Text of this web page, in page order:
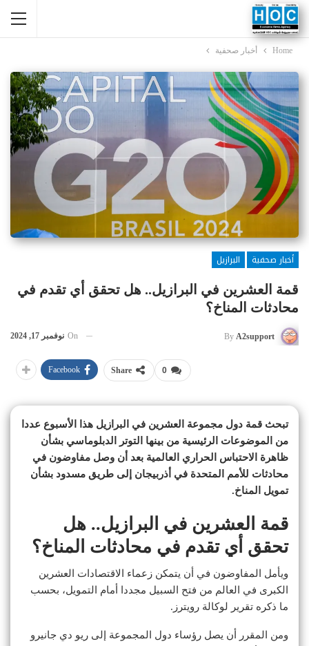
Home أخبار صحفية
أخبار صحفية
البرازيل
قمة العشرين في البرازيل.. هل تحقق أي تقدم في
محادثات المناخ؟
By A2support
On نوفمبر 17, 2024
0
Share
Facebook
تبحث قمة دول مجموعة العشرين في البرازيل هذا الأسبوع عددا
من الموضوعات الرئيسية من بينها التوتر الدبلوماسي بشأن
ظاهرة الاحتباس الحراري العالمية بعد أن وصل مفاوضون في
محادثات للأمم المتحدة في أذربيجان إلى طريق مسدود بشأن
تمويل المناخ.
قمة العشرين في البرازيل.. هل
تحقق أي تقدم في محادثات المناخ؟
ويأمل المفاوضون في أن يتمكن زعماء الاقتصادات العشرين
الكبرى في العالم من فتح السبيل مجددا أمام التمويل، بحسب
ما ذكره تقرير لوكالة رويترز.
ومن المقرر أن يصل رؤساء دول المجموعة إلى ريو دي جانيرو